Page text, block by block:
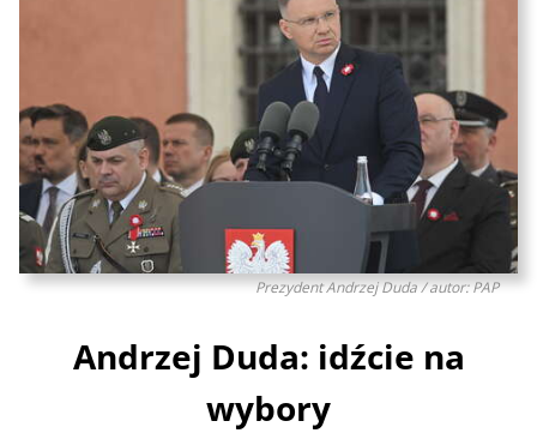
Prezydent Andrzej Duda / autor: PAP
Andrzej Duda: idźcie na
wybory